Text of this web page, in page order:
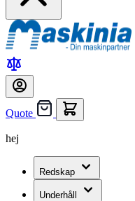
Quote
hej
Redskap
Underhåll